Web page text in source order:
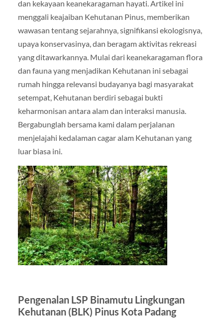
dan kekayaan keanekaragaman hayati. Artikel ini
menggali keajaiban Kehutanan Pinus, memberikan
wawasan tentang sejarahnya, signifikansi ekologisnya,
upaya konservasinya, dan beragam aktivitas rekreasi
yang ditawarkannya. Mulai dari keanekaragaman flora
dan fauna yang menjadikan Kehutanan ini sebagai
rumah hingga relevansi budayanya bagi masyarakat
setempat, Kehutanan berdiri sebagai bukti
keharmonisan antara alam dan interaksi manusia.
Bergabunglah bersama kami dalam perjalanan
menjelajahi kedalaman cagar alam Kehutanan yang
luar biasa ini.
Pengenalan LSP Binamutu Lingkungan
Kehutanan (BLK) Pinus Kota Padang